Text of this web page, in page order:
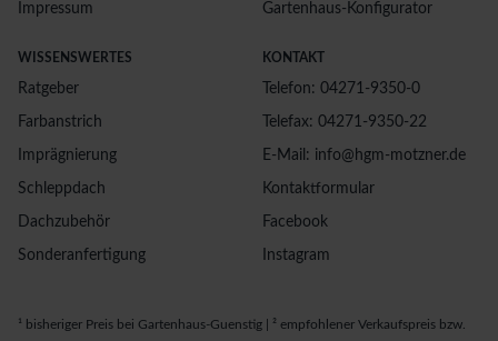
Impressum Gartenhaus-Konfigurator
WISSENSWERTES
Ratgeber
Farbanstrich
Imprägnierung
Schleppdach
Dachzubehör
Sonderanfertigung
KONTAKT
Telefon: 04271-9350-0
Telefax: 04271-9350-22
E-Mail: info@hgm-motzner.de
Kontaktformular
Facebook
Instagram
¹ bisheriger Preis bei Gartenhaus-Guenstig | ² empfohlener Verkaufspreis bzw.